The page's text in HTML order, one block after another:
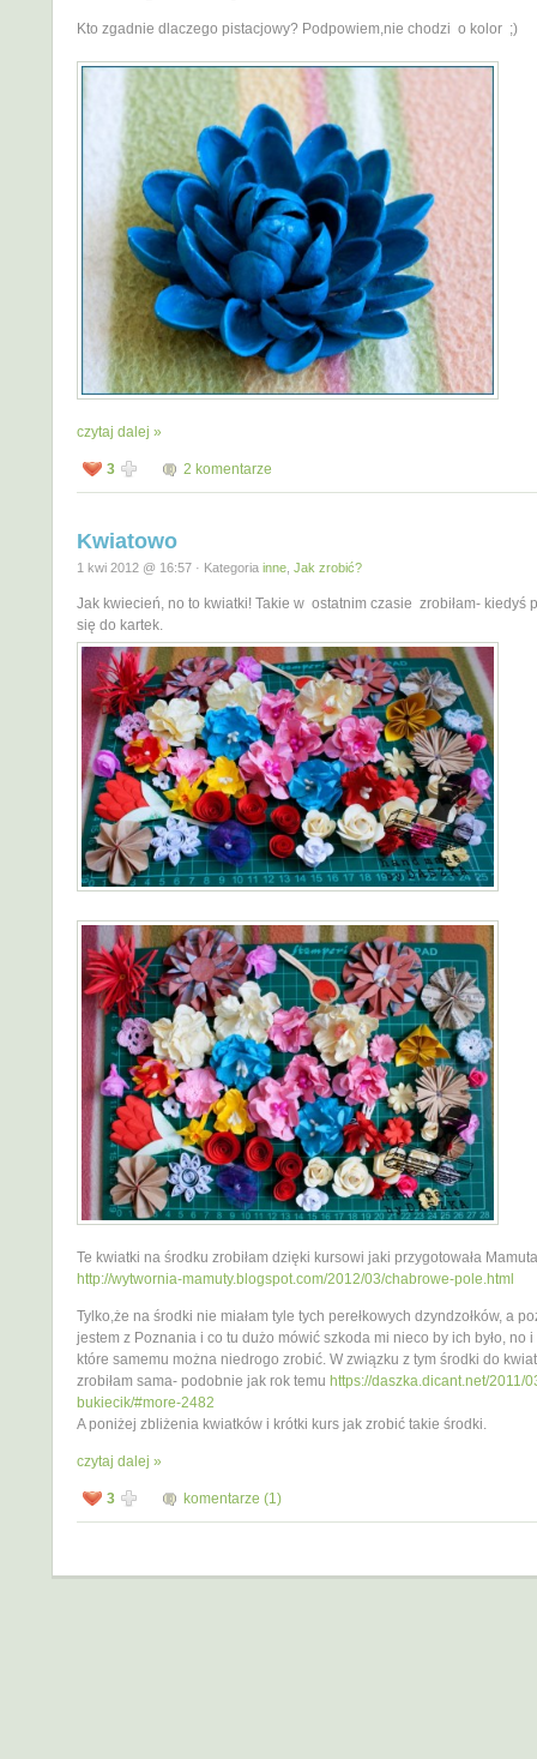
Kto zgadnie dlaczego pistacjowy? Podpowiem,nie chodzi o kolor ;)
czytaj dalej »
3 2 komentarze
Kwiatowo
1 kwi 2012 @ 16:57 · Kategoria inne Jak zrobić?
Jak kwiecień, no to kwiatki! Takie w ostatnim czasie zrobiłam- kiedyś
się do kartek.
Te kwiatki na środku zrobiłam dzięki kursowi jaki przygotowała Mamuta
http://wytwornia-mamuty.blogspot.com/2012/03/chabrowe-pole.html
Tylko,że na środki nie miałam tyle tych perełkowych dzyndzołków, a
jestem z Poznania i co tu dużo mówić szkoda mi nieco by ich było, no
które samemu można niedrogo zrobić. W związku z tym środki do
zrobiłam sama- podobnie jak rok temu https://daszka.dicant.net/2011/
bukiecik/#more-2482
A poniżej zbliżenia kwiatków i krótki kurs jak zrobić takie środki.
czytaj dalej »
3 komentarze (1)